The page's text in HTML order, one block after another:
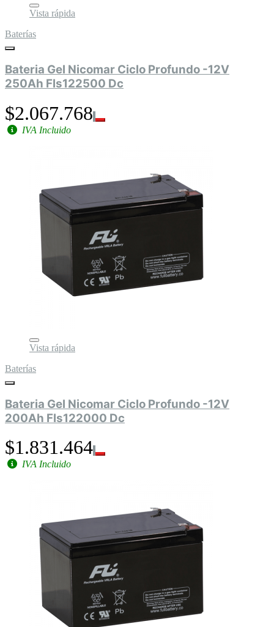
Vista rápida
Baterías
Bateria Gel Nicomar Ciclo Profundo -12V
250Ah Fls122500 Dc
$2.067.768
IVA Incluido
Vista rápida
Baterías
Bateria Gel Nicomar Ciclo Profundo -12V
200Ah Fls122000 Dc
$1.831.464
IVA Incluido